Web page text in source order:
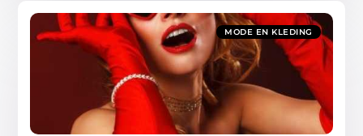
MODE EN KLEDING